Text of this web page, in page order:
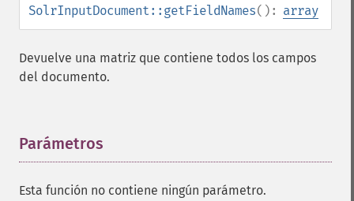
SolrInputDocument::getFieldNames(): array
Devuelve una matriz que contiene todos los campos
del documento.
Parámetros
Esta función no contiene ningún parámetro.